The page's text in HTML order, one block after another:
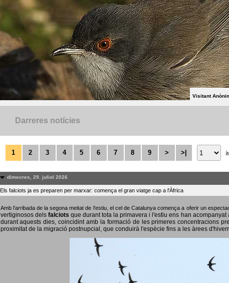
Visitant
Darreres notícies
1 2 3 4 5 6 7 8 9 > >|
dimecres, 29. juliol 2026
Els falciots ja es preparen per marxar: comença el gran viatge cap a l'Àfrica
Amb l'arribada de la segona meitat de l'estiu, el cel de Catalunya comença a oferir un
vertiginosos dels falciots que durant tota la primavera i l'estiu ens han
durant aquests dies, coincidint amb la formació de les primeres concentracions
proximitat de la migració postnupcial, que conduirà l'espècie fins a les àrees